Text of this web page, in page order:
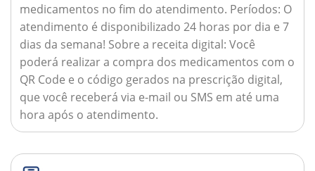
medicamentos no fim do atendimento. Períodos: O
atendimento é disponibilizado 24 horas por dia e 7
dias da semana! Sobre a receita digital: Você
poderá realizar a compra dos medicamentos com o
QR Code e o código gerados na prescrição digital,
que você receberá via e-mail ou SMS em até uma
hora após o atendimento.